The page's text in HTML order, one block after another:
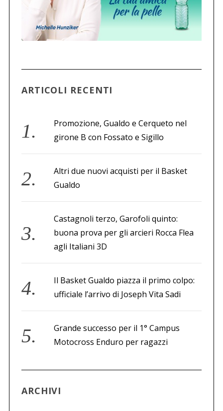
ARTICOLI RECENTI
Promozione, Gualdo e Cerqueto nel
girone B con Fossato e Sigillo
Altri due nuovi acquisti per il Basket
Gualdo
Castagnoli terzo, Garofoli quinto:
buona prova per gli arcieri Rocca Flea
agli Italiani 3D
Il Basket Gualdo piazza il primo colpo:
ufficiale l’arrivo di Joseph Vita Sadi
Grande successo per il 1° Campus
Motocross Enduro per ragazzi
ARCHIVI
a
p
e